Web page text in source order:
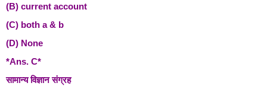
(B) current account
(C) both a & b
(D) None
*Ans. C*
सामान्य विज्ञान संग्रह